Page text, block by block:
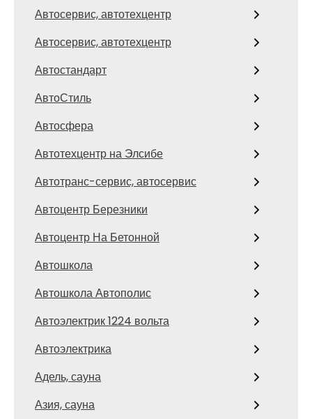
Автосервис, автотехцентр
Автосервис, автотехцентр
Автостандарт
АвтоСтиль
Автосфера
Автотехцентр на Элсибе
Автотранс-сервис, автосервис
Автоцентр Березники
Автоцентр На Бетонной
Автошкола
Автошкола Автополис
Автоэлектрик 1224 вольта
Автоэлектрика
Адель, сауна
Азия, сауна